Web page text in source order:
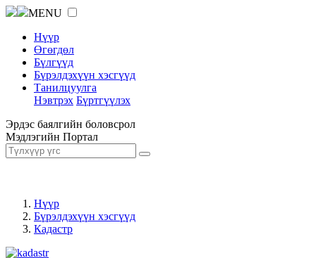
MENU
Нүүр
Өгөгдөл
Бүлгүүд
Бүрэлдэхүүн хэсгүүд
Танилцуулга
Нэвтрэх Бүртгүүлэх
Эрдэс баялгийн боловсрол
Мэдлэгийн Портал
Нүүр
Бүрэлдэхүүн хэсгүүд
Кадастр